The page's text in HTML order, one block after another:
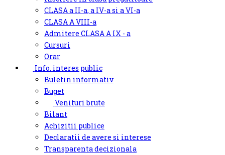
CLASA a II-a, a IV-a si a VI-a
CLASA A VIII-a
Admitere CLASA A IX - a
Cursuri
Orar
Info. interes public
Buletin informativ
Buget
Venituri brute
Bilant
Achizitii publice
Declaratii de avere si interese
Transparenta decizionala